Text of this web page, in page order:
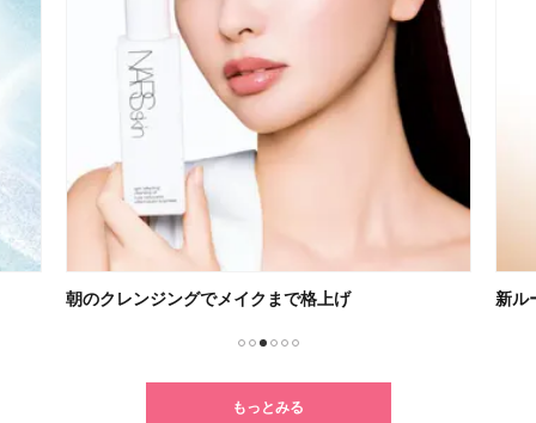
朝のクレンジングでメイクまで格上げ 新ル
もっとみる